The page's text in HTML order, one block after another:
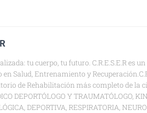
tu cuerpo, tu futuro. C.R.E.S.E.R es
Salud, Entrenamiento y
de Rehabilitación más completo de la
DEPORTÓLOGO Y TRAUMATÓLOGO,
DEPORTIVA, RESPIRATORIA,